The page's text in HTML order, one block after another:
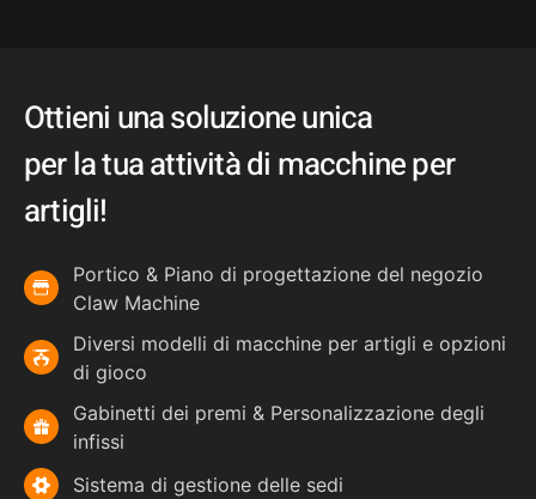
Ottieni una soluzione unica
per la tua attività di macchine per
artigli!
Portico & Piano di progettazione del negozio
Claw Machine
Diversi modelli di macchine per artigli e opzioni
di gioco
Gabinetti dei premi & Personalizzazione degli
infissi
Sistema di gestione delle sedi